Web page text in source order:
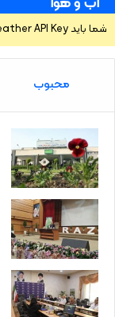
شما باید Weather API Key را در صفحه تنظیمات قالب > ادغام تنظیم کنید.
محبوب